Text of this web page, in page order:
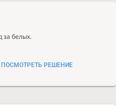
за белых.
ПОСМОТРЕТЬ РЕШЕНИЕ